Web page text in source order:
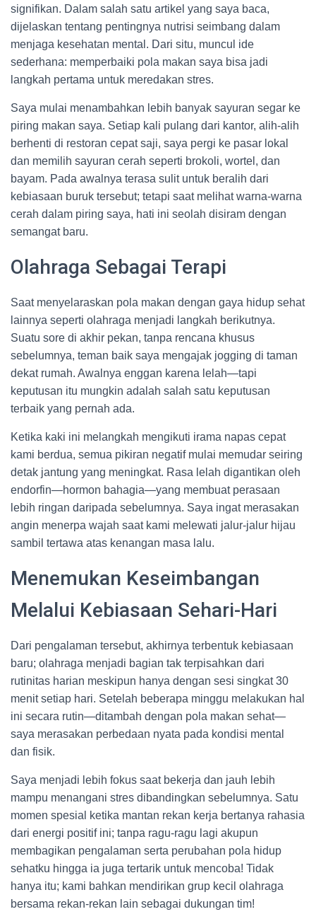
signifikan. Dalam salah satu artikel yang saya baca,
dijelaskan tentang pentingnya nutrisi seimbang dalam
menjaga kesehatan mental. Dari situ, muncul ide
sederhana: memperbaiki pola makan saya bisa jadi
langkah pertama untuk meredakan stres.
Saya mulai menambahkan lebih banyak sayuran segar ke
piring makan saya. Setiap kali pulang dari kantor, alih-alih
berhenti di restoran cepat saji, saya pergi ke pasar lokal
dan memilih sayuran cerah seperti brokoli, wortel, dan
bayam. Pada awalnya terasa sulit untuk beralih dari
kebiasaan buruk tersebut; tetapi saat melihat warna-warna
cerah dalam piring saya, hati ini seolah disiram dengan
semangat baru.
Olahraga Sebagai Terapi
Saat menyelaraskan pola makan dengan gaya hidup sehat
lainnya seperti olahraga menjadi langkah berikutnya.
Suatu sore di akhir pekan, tanpa rencana khusus
sebelumnya, teman baik saya mengajak jogging di taman
dekat rumah. Awalnya enggan karena lelah—tapi
keputusan itu mungkin adalah salah satu keputusan
terbaik yang pernah ada.
Ketika kaki ini melangkah mengikuti irama napas cepat
kami berdua, semua pikiran negatif mulai memudar seiring
detak jantung yang meningkat. Rasa lelah digantikan oleh
endorfin—hormon bahagia—yang membuat perasaan
lebih ringan daripada sebelumnya. Saya ingat merasakan
angin menerpa wajah saat kami melewati jalur-jalur hijau
sambil tertawa atas kenangan masa lalu.
Menemukan Keseimbangan
Melalui Kebiasaan Sehari-Hari
Dari pengalaman tersebut, akhirnya terbentuk kebiasaan
baru; olahraga menjadi bagian tak terpisahkan dari
rutinitas harian meskipun hanya dengan sesi singkat 30
menit setiap hari. Setelah beberapa minggu melakukan hal
ini secara rutin—ditambah dengan pola makan sehat—
saya merasakan perbedaan nyata pada kondisi mental
dan fisik.
Saya menjadi lebih fokus saat bekerja dan jauh lebih
mampu menangani stres dibandingkan sebelumnya. Satu
momen spesial ketika mantan rekan kerja bertanya rahasia
dari energi positif ini; tanpa ragu-ragu lagi akupun
membagikan pengalaman serta perubahan pola hidup
sehatku hingga ia juga tertarik untuk mencoba! Tidak
hanya itu; kami bahkan mendirikan grup kecil olahraga
bersama rekan-rekan lain sebagai dukungan tim!